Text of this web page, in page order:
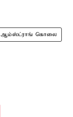
ஆம்ஸ்ட்ராங் கொலை